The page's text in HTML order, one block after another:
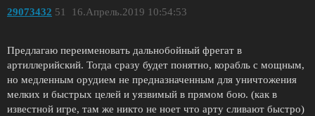
29073432 16.Апрель.2019 10:54:53
51
Предлагаю переименовать дальнобойный фрегат в
артиллерийский. Тогда сразу будет понятно, корабль с мощным,
но медленным орудием не предназначенным для уничтожения
мелких и быстрых целей и уязвимый в прямом бою. (как в
известной игре, там же никто не ноет что арту сливают быстро)